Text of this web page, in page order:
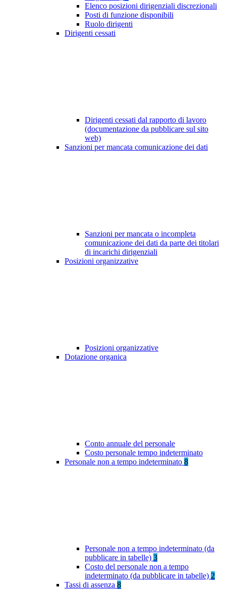
Elenco posizioni dirigenziali discrezionali
Posti di funzione disponibili
Ruolo dirigenti
Dirigenti cessati
Dirigenti cessati dal rapporto di lavoro
(documentazione da pubblicare sul sito
web)
Sanzioni per mancata comunicazione dei dati
Sanzioni per mancata o incompleta
comunicazione dei dati da parte dei titolari
di incarichi dirigenziali
Posizioni organizzative
Posizioni organizzative
Dotazione organica
Conto annuale del personale
Costo personale tempo indeterminato
Personale non a tempo indeterminato 8
Personale non a tempo indeterminato (da
pubblicare in tabelle) 3
Costo del personale non a tempo
indeterminato (da pubblicare in tabelle) 2
Tassi di assenza 8